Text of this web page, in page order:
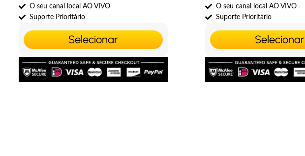
O seu canal local AO VIVO
Suporte Prioritário
Selecionar
O seu canal local AO VIVO
Suporte Prioritário
Selecionar